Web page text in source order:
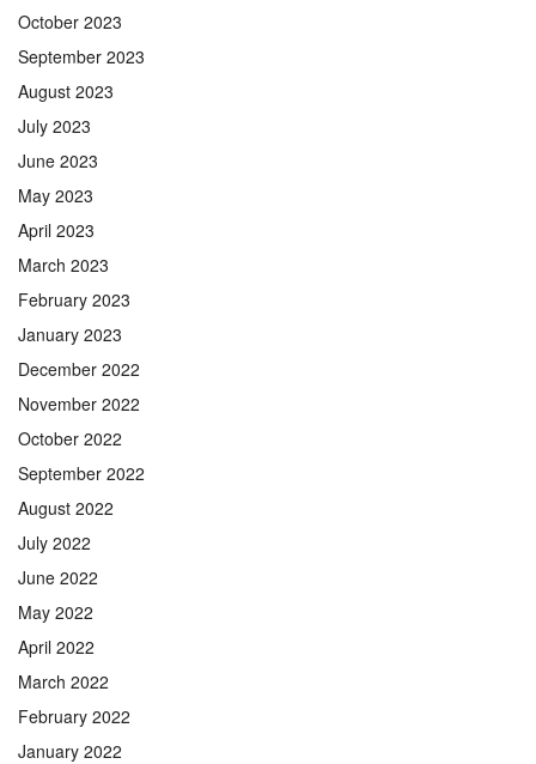
October 2023
September 2023
August 2023
July 2023
June 2023
May 2023
April 2023
March 2023
February 2023
January 2023
December 2022
November 2022
October 2022
September 2022
August 2022
July 2022
June 2022
May 2022
April 2022
March 2022
February 2022
January 2022